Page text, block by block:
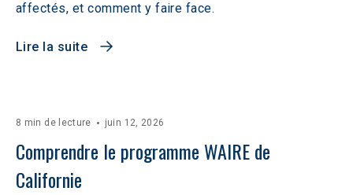
affectés, et comment y faire face.
Lire la suite
8 min de lecture juin 12, 2026
Comprendre le programme WAIRE de
Californie